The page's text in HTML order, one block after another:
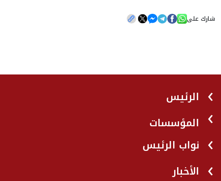
شارك على
الرئيس
المؤسسات
نواب الرئيس
الأخبار